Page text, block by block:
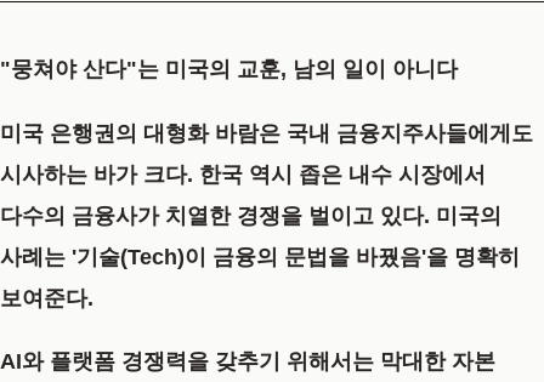
"뭉쳐야 산다"는 미국의 교훈, 남의 일이 아니다
미국 은행권의 대형화 바람은 국내 금융지주사들에게도
시사하는 바가 크다. 한국 역시 좁은 내수 시장에서
다수의 금융사가 치열한 경쟁을 벌이고 있다. 미국의
사례는 '기술(Tech)이 금융의 문법을 바꿨음'을 명확히
보여준다.
AI와 플랫폼 경쟁력을 갖추기 위해서는 막대한 자본